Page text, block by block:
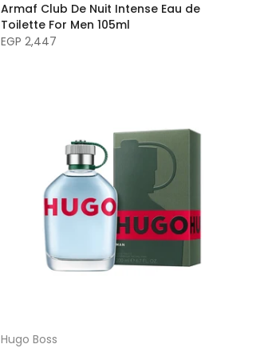
Armaf Club De Nuit Intense Eau de
Toilette For Men 105ml
EGP 2,447
Hugo Boss